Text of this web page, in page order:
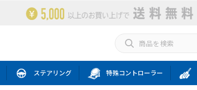
ステアリング 特殊コントローラー